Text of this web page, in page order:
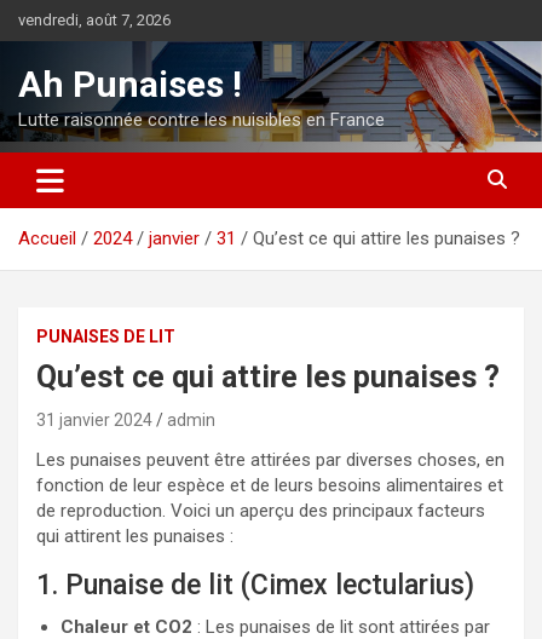
au
vendredi, août 7, 2026
Ah Punaises !
Lutte raisonnée contre les nuisibles en France
Accueil 2024 janvier 31 Qu’est ce qui attire les punaises ?
PUNAISES DE LIT
Qu’est ce qui attire les punaises ?
31 janvier 2024 admin
Les punaises peuvent être attirées par diverses choses, en
fonction de leur espèce et de leurs besoins alimentaires et
de reproduction. Voici un aperçu des principaux facteurs
qui attirent les punaises :
1. Punaise de lit (Cimex lectularius)
Chaleur et CO2 : Les punaises de lit sont attirées par